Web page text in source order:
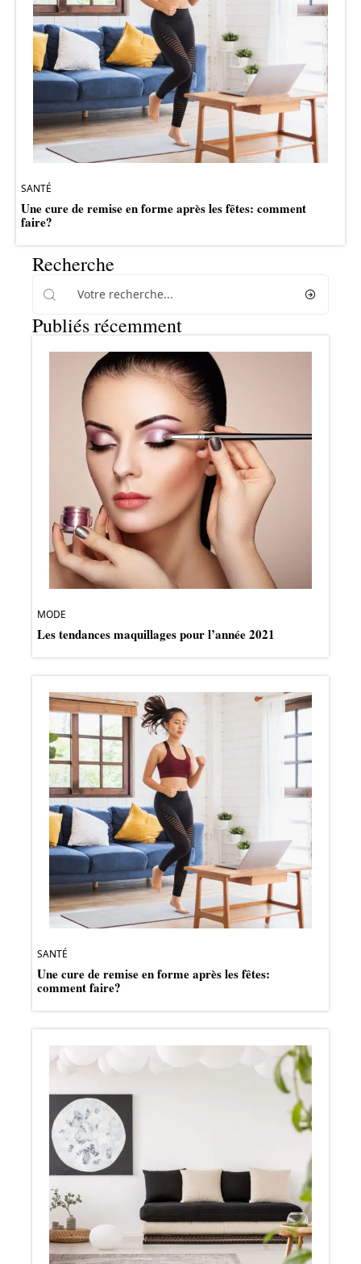
SANTÉ
Une cure de remise en forme après les fêtes: comment
faire?
Recherche
Publiés récemment
MODE
Les tendances maquillages pour l’année 2021
SANTÉ
Une cure de remise en forme après les fêtes:
comment faire?